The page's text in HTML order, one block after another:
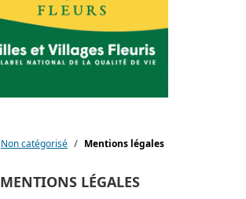
Non catégorisé Mentions légales
MENTIONS LÉGALES